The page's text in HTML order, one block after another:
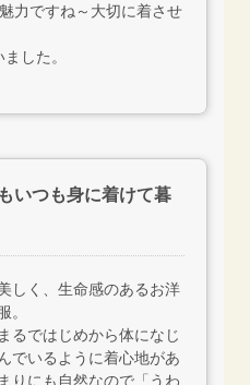
力ですね～大切に着させ
した。
いつも身に着けて暮
しく、生命感のあるお洋
。
まるではじめから体になじ
んでいるように着心地があ
まりにも自然なので「うわ